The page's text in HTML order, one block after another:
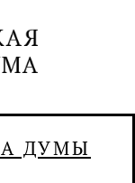
ДУМЫ